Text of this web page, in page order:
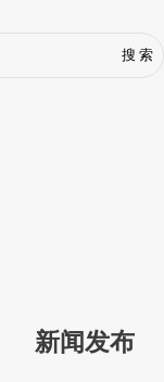
新闻发布